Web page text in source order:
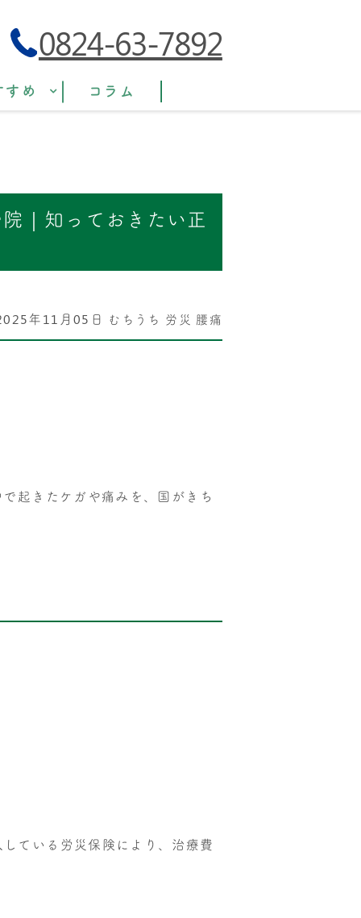
0824-63-7892
すめ コラム
｜知っておきたい正
年11月05日 むちうち 労災 腰痛
起きたケガや痛みを、国がきち
ている労災保険により、治療費